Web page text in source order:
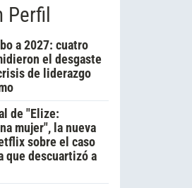
Perfil
a 2027: cuatro
el desgaste
de liderazgo
de "Elize:
mujer", la nueva
sobre el caso
que descuartizó a